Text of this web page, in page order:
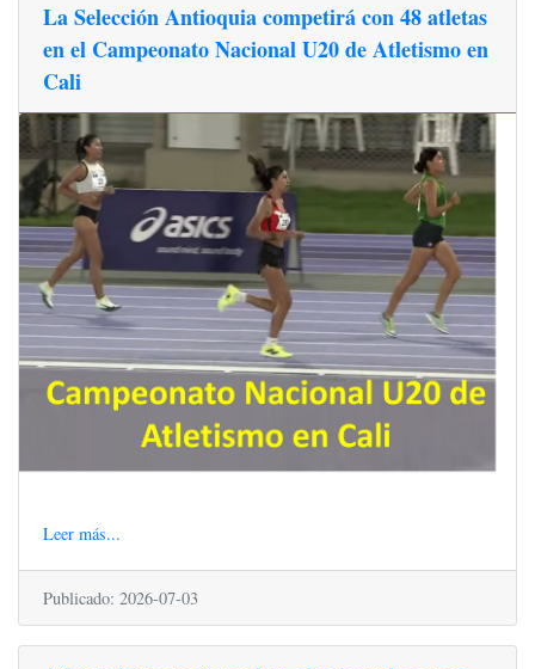
La Selección Antioquia competirá con 48 atletas
en el Campeonato Nacional U20 de Atletismo en
Cali
Leer más...
Publicado: 2026-07-03